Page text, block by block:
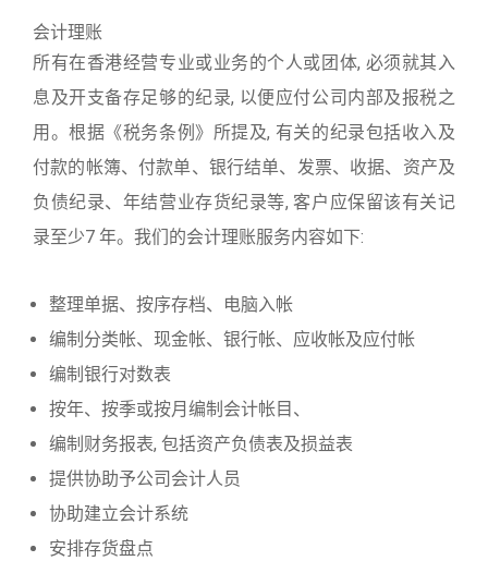
会计理账
所有在香港经营专业或业务的个人或团体, 必须就其入
息及开支备存足够的纪录, 以便应付公司内部及报税之
用。根据《税务条例》所提及, 有关的纪录包括收入及
付款的帐簿、付款单、银行结单、发票、收据、资产及
负债纪录、年结营业存货纪录等, 客户应保留该有关记
录至少7 年。我们的会计理账服务内容如下:
整理单据、按序存档、电脑入帐
编制分类帐、现金帐、银行帐、应收帐及应付帐
编制银行对数表
按年、按季或按月编制会计帐目、
编制财务报表, 包括资产负债表及损益表
提供协助予公司会计人员
协助建立会计系统
安排存货盘点